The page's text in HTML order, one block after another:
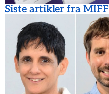
Siste artikler fra MIFF